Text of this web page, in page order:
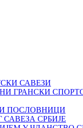
САВЕЗИ
ГРАНСКИ
ПОСЛОВНИЦИ
СРБИЈЕ